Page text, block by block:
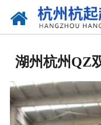
湖州杭州QZ